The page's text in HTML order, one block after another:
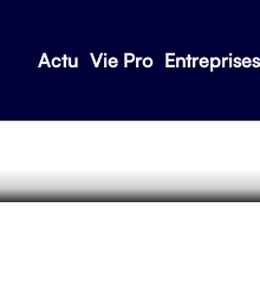
Actu Vie Pro Entreprises
: les résultats